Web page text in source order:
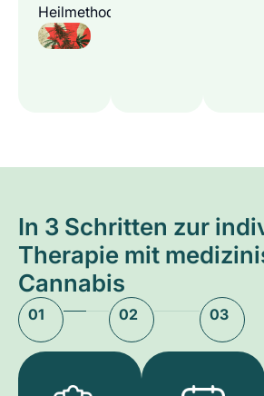
Heilmethode
In 3 Schritten zur
Therapie mit
Cannabis
01 02 03